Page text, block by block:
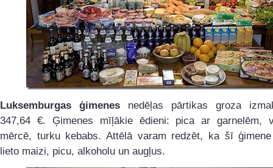
Luksemburgas ģimenes nedēļas pārtikas groza
347,64 €. Ģimenes mīļākie ēdieni: pica ar garnelēm,
mērcē, turku kebabs. Attēlā varam redzēt, ka šī
lieto maizi, picu, alkoholu un augļus.